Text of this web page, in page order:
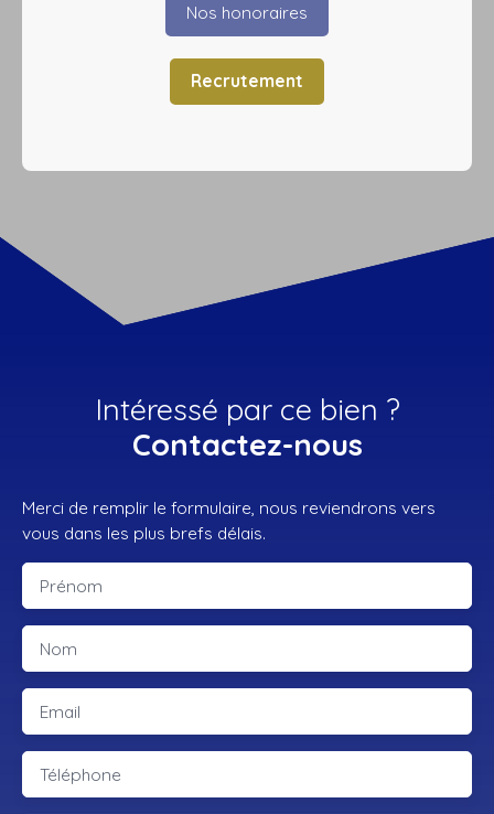
Nos honoraires
Recrutement
Intéressé par ce bien ?
Contactez-nous
Merci de remplir le formulaire, nous reviendrons vers
vous dans les plus brefs délais.
Prénom
Nom
Email
Téléphone